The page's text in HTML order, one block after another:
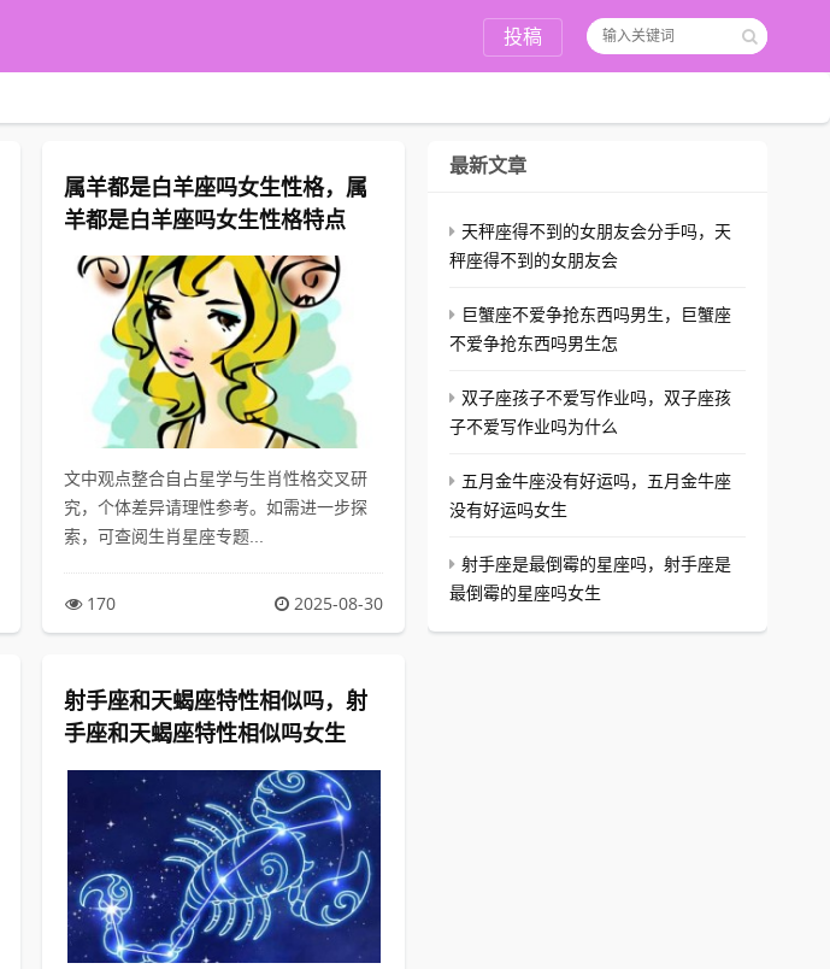
投稿
属羊都是白羊座吗女生性格，属
羊都是白羊座吗女生性格特点
文中观点整合自占星学与生肖性格交叉研
究，个体差异请理性参考。如需进一步探
索，可查阅生肖星座专题...
170 2025-08-30
射手座和天蝎座特性相似吗，射
手座和天蝎座特性相似吗女生
最新文章
天秤座得不到的女朋友会分手吗，天
秤座得不到的女朋友会
巨蟹座不爱争抢东西吗男生，巨蟹座
不爱争抢东西吗男生怎
双子座孩子不爱写作业吗，双子座孩
子不爱写作业吗为什么
五月金牛座没有好运吗，五月金牛座
没有好运吗女生
射手座是最倒霉的星座吗，射手座是
最倒霉的星座吗女生